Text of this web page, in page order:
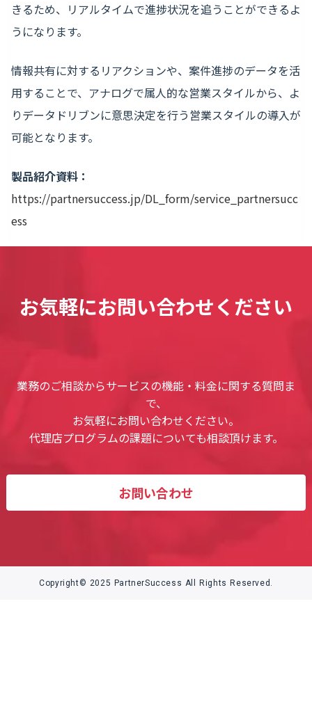
きるため、リアルタイムで進捗状況を追うことができるよ
うになります。
情報共有に対するリアクションや、案件進捗のデータを活
用することで、アナログで属人的な営業スタイルから、よ
りデータドリブンに意思決定を行う営業スタイルの導入が
可能となります。
製品紹介資料：
https://partnersuccess.jp/DL_form/service_partnersucc
ess
お気軽にお問い合わせください
業務のご相談からサービスの機能・料金に関する質問ま
で、
お気軽にお問い合わせください。
代理店プログラムの課題についても相談頂けます。
お問い合わせ
Copyright© 2025 PartnerSuccess All Rights Reserved.